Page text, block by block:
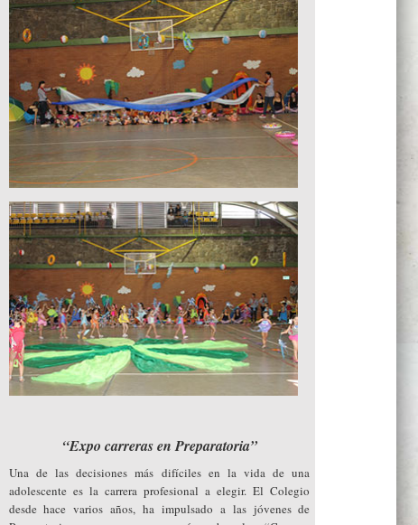
“Expo carreras en Preparatoria”
Una de las decisiones más difíciles en la vida de una
adolescente es la carrera profesional a elegir. El Colegio
desde hace varios años, ha impulsado a las jóvenes de